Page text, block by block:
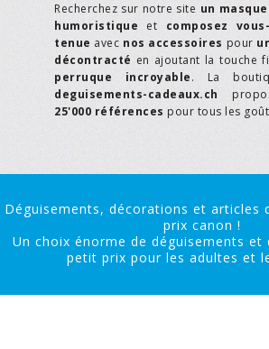
Recherchez sur notre site un
humoristique et composez
tenue avec nos accessoires pour
décontracté en ajoutant la touche
perruque incroyable. La
deguisements-cadeaux.ch
25'000 références pour tous les
Déguisements, décorations et articles
prix canon !
Un choix énorme de déguisements
petit prix pour les adultes et